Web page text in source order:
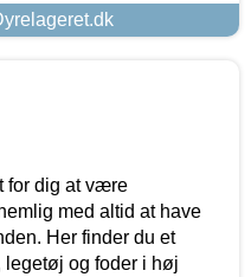
for dig at være
med altid at have
Her finder du et
legetøj og foder i høj